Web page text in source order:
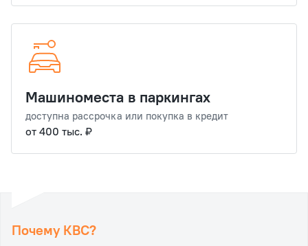
Машиноместа в паркингах
доступна рассрочка или покупка в кредит
от 400 тыс. ₽
Почему КВС?